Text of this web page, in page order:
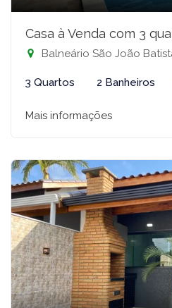
Casa à Venda com 3
Balneário São João
3 Quartos 2 Banheiros
Mais informações